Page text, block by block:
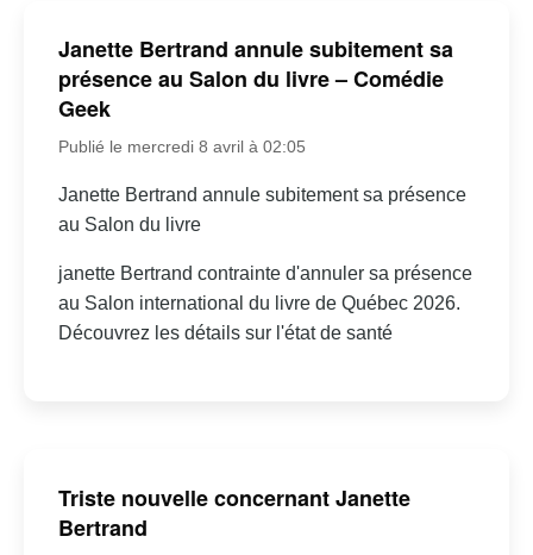
Janette Bertrand annule subitement sa
présence au Salon du livre – Comédie
Geek
Publié le mercredi 8 avril à 02:05
Janette Bertrand annule subitement sa présence
au Salon du livre
janette Bertrand contrainte d'annuler sa présence
au Salon international du livre de Québec 2026.
Découvrez les détails sur l'état de santé
Triste nouvelle concernant Janette
Bertrand